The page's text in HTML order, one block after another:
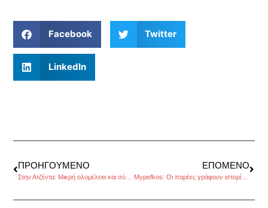
Facebook Twitter
LinkedIn
ΠΡΟΗΓΟΎΜΕΝΟ ΕΠΌΜΕΝΟ
Mypefkos: Οι παρέες γράφουν ιστορία… και δημιουργούν προορισμούς, της Κατερίνας Σταματελοπούλου.